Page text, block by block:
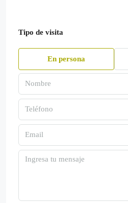
Tipo de visita
En persona